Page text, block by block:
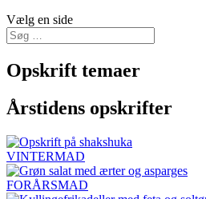
Vælg en side
Opskrift temaer
Årstidens opskrifter
VINTERMAD
FORÅRSMAD